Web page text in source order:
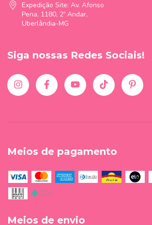
Expedição Site: Av. Afonso
Pena, 1180, 2º Andar,
Uberlândia-MG
Siga nossas Redes Sociais!
Meios de pagamento
Meios de envio